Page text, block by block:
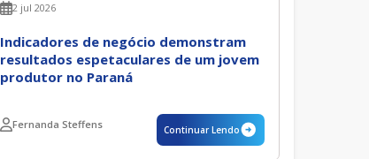
2 jul 2026
Indicadores de negócio demonstram
resultados espetaculares de um jovem
produtor no Paraná
Fernanda Steffens Continuar Lendo